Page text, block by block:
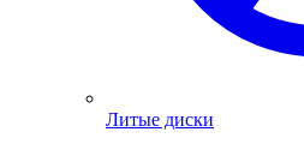
Литые диски